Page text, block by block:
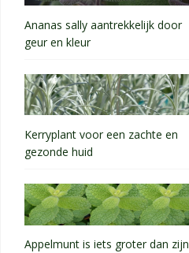
Ananas sally aantrekkelijk door
geur en kleur
Kerryplant voor een zachte en
gezonde huid
Appelmunt is iets groter dan zijn